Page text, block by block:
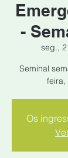
-
seg.,
Seminal
feira,
Os